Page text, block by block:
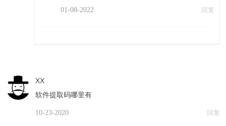
01-08-2022 回复
XX
软件提取码哪里有
10-23-2020 回复